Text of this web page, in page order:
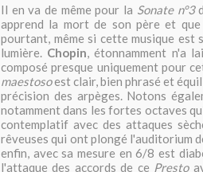
Il en va de même pour la Sonate n°3
apprend la mort de son père et
pourtant, même si cette musique est
lumière. Chopin, étonnamment n'a
composé presque uniquement pour
maestosoest clair, bien phrasé et
précision des arpèges. Notons
notamment dans les fortes octaves
contemplatif avec des attaques
rêveuses qui ont plongé l'auditorium
enfin, avec sa mesure en 6/8 est
l'attaque des accords de ce Presto